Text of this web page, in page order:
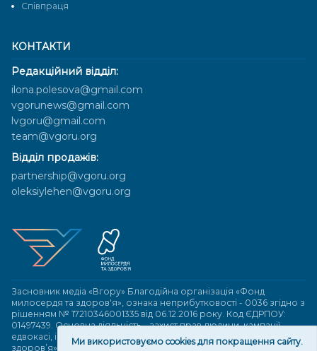
КОНТАКТИ
Редакційний відділ:
ilona.polesova@gmail.com
vgorunews@gmail.com
lvgoru@gmail.com
team@vgoru.org
Відділ продажів:
partnership@vgoru.org
oleksiylehen@vgoru.org
Засновник медіа «Вгору» Благодійна організація «Фонд
милосердя та здоров'я», ознака неприбутковості - 0036 згідно з
рішенням № 17210346001335 від 06.12.2016 року. Код ЄДРПОУ:
01497439. Основна діяльність – захист прав людини, кампанії
едвокасі, інформаційні кампанії. Місія БО «Фонд милосердя та
здоров’я» – сприяти зміцненню поваги до людської гідності та
Cпівпраця
Ми використовуємо cookies для покращення сайту.